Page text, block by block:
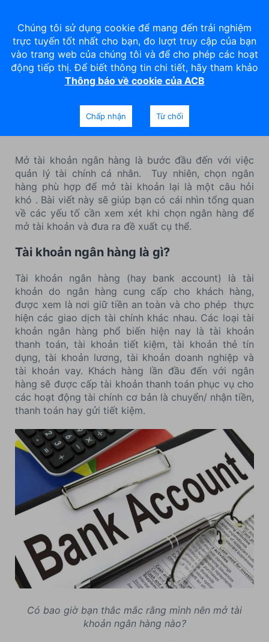
Cá nhân nên mở tài khoản
ngân hàng nào?
Mở tài khoản ngân hàng là bước đầu đến với việc
quản lý tài chính cá nhân. Tuy nhiên, chọn ngân
hàng phù hợp để mở tài khoản lại là một câu hỏi
khó . Bài viết này sẽ giúp bạn có cái nhìn tổng quan
về các yếu tố cần xem xét khi chọn ngân hàng để
mở tài khoản và đưa ra đề xuất cụ thể.
Tài khoản ngân hàng là gì?
Tài khoản ngân hàng (hay bank account) là tài
khoản do ngân hàng cung cấp cho khách hàng,
được xem là nơi giữ tiền an toàn và cho phép thực
hiện các giao dịch tài chính khác nhau. Các loại tài
khoản ngân hàng phổ biến hiện nay là tài khoản
thanh toán, tài khoản tiết kiệm, tài khoản thẻ tín
dụng, tài khoản lương, tài khoản doanh nghiệp và
tài khoản vay. Khách hàng lần đầu đến với ngân
hàng sẽ được cấp tài khoản thanh toán phục vụ cho
các hoạt động tài chính cơ bản là chuyển/ nhận tiền,
thanh toán hay gửi tiết kiệm.
Có bao giờ bạn thắc mắc rằng mình nên mở tài
khoản ngân hàng nào?
Chúng tôi sử dụng cookie để mang đến trải nghiệm
trực tuyến tốt nhất cho bạn, đo lượt truy cập của bạn
vào trang web của chúng tôi và để cho phép các hoạt
động tiếp thị. Để biết thông tin chi tiết, hãy tham khảo
Thông báo về cookie của ACB
Chấp nhận Từ chối